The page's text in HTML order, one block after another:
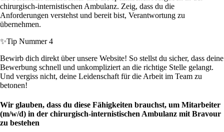
chirurgisch-internistischen Ambulanz. Zeig, dass du die
Anforderungen verstehst und bereit bist, Verantwortung zu
übernehmen.
✨Tip Nummer 4
Bewirb dich direkt über unsere Website! So stellst du sicher, dass deine
Bewerbung schnell und unkompliziert an die richtige Stelle gelangt.
Und vergiss nicht, deine Leidenschaft für die Arbeit im Team zu
betonen!
Wir glauben, dass du diese Fähigkeiten brauchst, um Mitarbeiter
(m/w/d) in der chirurgisch-internistischen Ambulanz mit Bravour
zu bestehen